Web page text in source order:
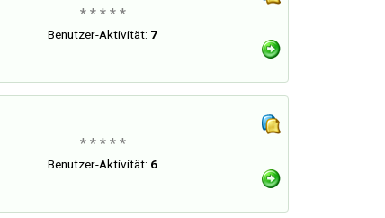
* * * * *
Benutzer-Aktivität: 7
* * * * *
Benutzer-Aktivität: 6